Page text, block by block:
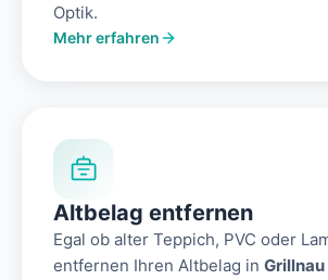
Optik.
Mehr erfahren
Altbelag entfernen
Egal ob alter Teppich, PVC oder
entfernen Ihren Altbelag in Grillnau